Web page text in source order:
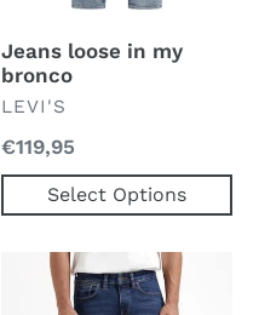
Jeans loose in my
bronco
VERKOPER
LEVI'S
Normale
prijs
€119,95
Select Options
Jeans